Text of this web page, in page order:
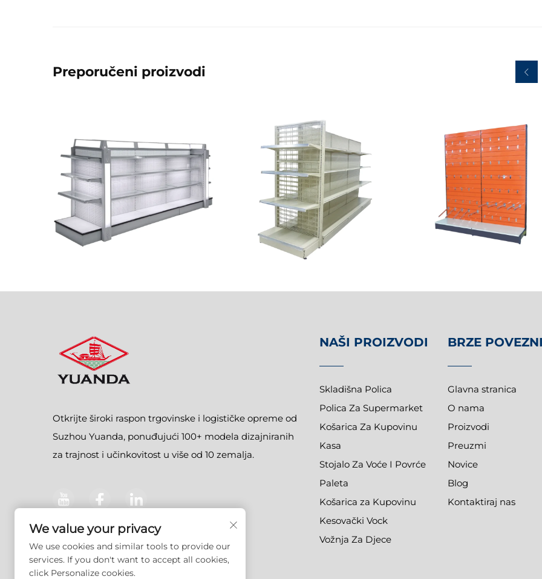
Preporučeni proizvodi
Otkrijte široki raspon trgovinske i logističke opreme od
Suzhou Yuanda, ponuđujući 100+ modela dizajniranih
za trajnost i učinkovitost u više od 10 zemalja.
NAŠI PROIZVODI
Skladišna Polica
Polica Za Supermarket
Košarica Za Kupovinu
Kasa
Stojalo Za Voće I Povrće
Paleta
Košarica za Kupovinu
Kesovački Vock
Vožnja Za Djece
BRZE
Glavna stranica
O nama
Proizvodi
Preuzmi
Novice
Blog
Kontaktiraj nas
We value your privacy
We use cookies and similar tools to provide our
services. If you don't want to accept all cookies,
click Personalize cookies.